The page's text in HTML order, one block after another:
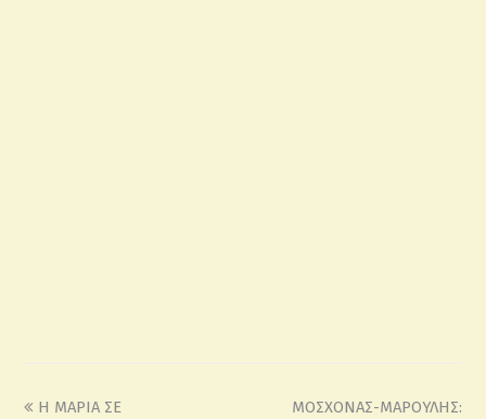
Η ΜΑΡΙΑ ΣΕ ΜΟΣΧΟΝΑΣ-ΜΑΡΟΥΛΗΣ: